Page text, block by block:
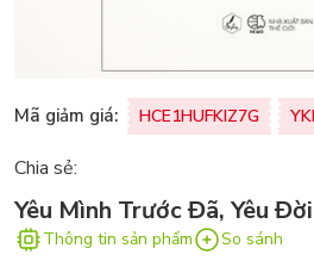
Mã giảm giá: HCE1HUFKIZ7G
Chia sẻ:
Yêu Mình Trước Đã, Yêu
Thông tin sản phẩm So sánh